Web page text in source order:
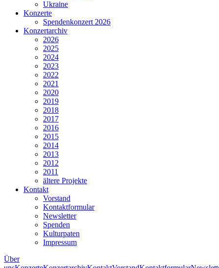
Ukraine
Konzerte
Spendenkonzert 2026
Konzertarchiv
2026
2025
2024
2023
2022
2021
2020
2019
2018
2017
2016
2015
2014
2013
2012
2011
ältere Projekte
Kontakt
Vorstand
Kontaktformular
Newsletter
Spenden
Kulturpaten
Impressum
Über